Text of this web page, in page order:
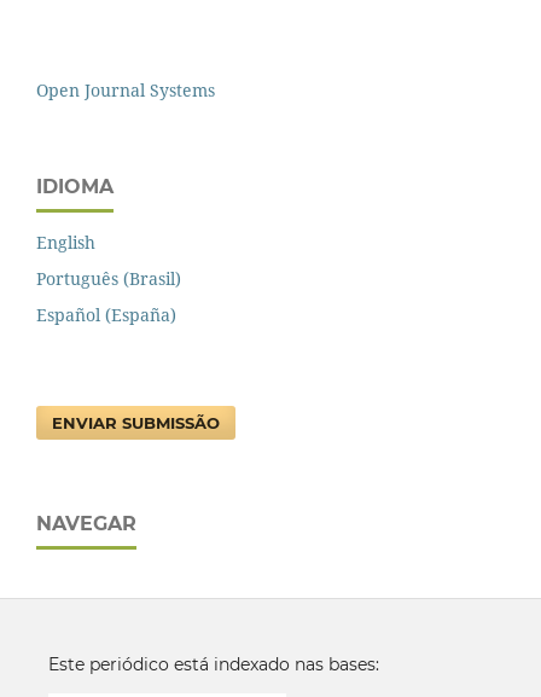
Open Journal Systems
IDIOMA
English
Português (Brasil)
Español (España)
ENVIAR SUBMISSÃO
NAVEGAR
Este periódico está indexado nas bases: